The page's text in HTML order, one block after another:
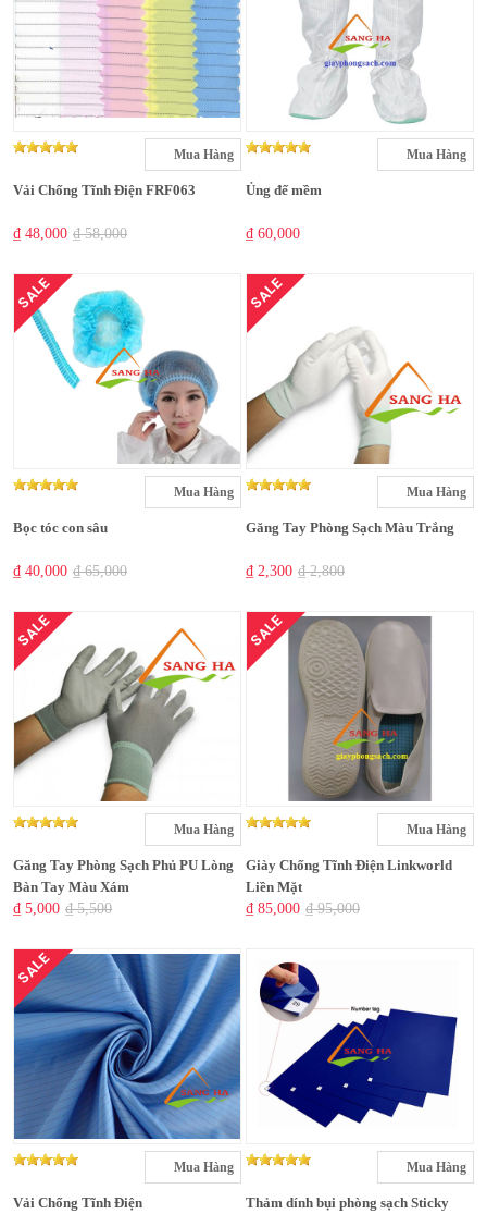
Mua Hàng
Vải Chống Tĩnh Điện FRF063
₫ 48,000 ₫ 58,000
Mua Hàng
Ủng đế mềm
₫ 60,000
SALE
Mua Hàng
Bọc tóc con sâu
₫ 40,000 ₫ 65,000
SALE
Mua Hàng
Găng Tay Phòng Sạch Màu Trắng
₫ 2,300 ₫ 2,800
SALE
Mua Hàng
Găng Tay Phòng Sạch Phủ PU Lòng
Bàn Tay Màu Xám
₫ 5,000 ₫ 5,500
SALE
Mua Hàng
Giày Chống Tĩnh Điện Linkworld
Liền Mặt
₫ 85,000 ₫ 95,000
SALE
Mua Hàng
Vải Chống Tĩnh Điện
Mua Hàng
Thảm dính bụi phòng sạch Sticky